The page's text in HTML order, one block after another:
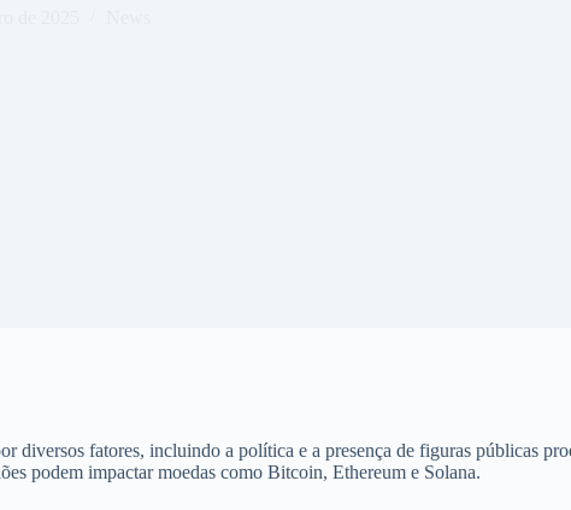
diversos fatores, incluindo a política e a presença de figuras públicas
podem impactar moedas como Bitcoin, Ethereum e Solana.